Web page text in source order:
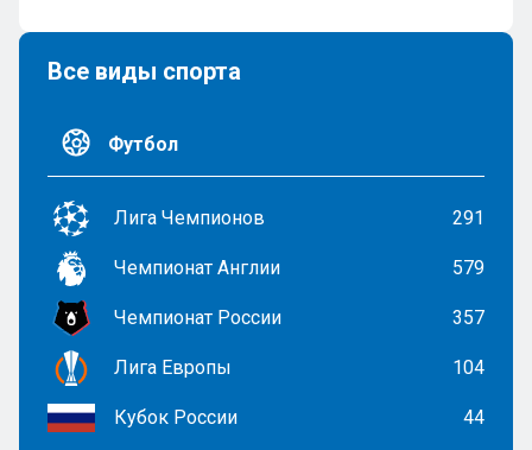
Все виды спорта
Футбол
Лига Чемпионов 291
Чемпионат Англии 579
Чемпионат России 357
Лига Европы 104
Кубок России 44